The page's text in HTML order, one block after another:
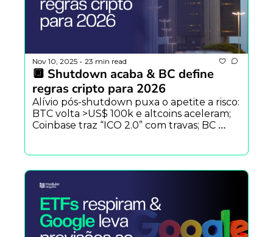
Nov 10, 2025 • 23 min read
🔲 Shutdown acaba & BC define
regras cripto para 2026
Alívio pós-shutdown puxa o apetite a risco:
BTC volta >US$ 100k e altcoins aceleram;
Coinbase traz “ICO 2.0” com travas; BC